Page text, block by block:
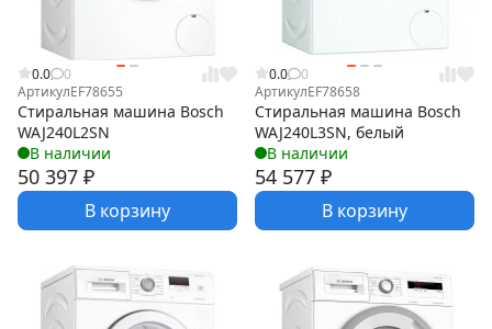
0.0
0
АртикулEF78655
Стиральная машина Bosch
WAJ240L2SN
В наличии
50 397 ₽
В корзину
0.0
0
АртикулEF78658
Стиральная машина Bosch
WAJ240L3SN, белый
В наличии
54 577 ₽
В корзину